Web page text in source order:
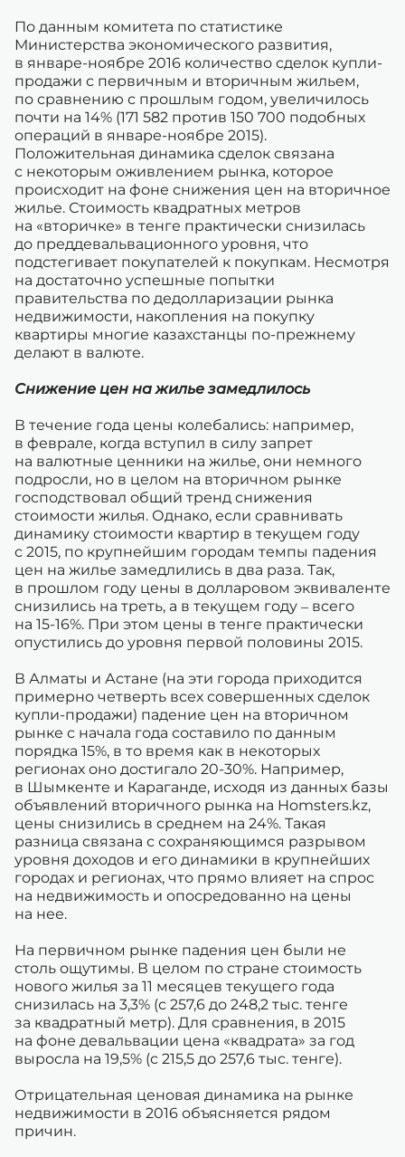
По данным комитета по статистике
Министерства экономического развития,
в январе-ноябре 2016 количество сделок купли-
продажи с первичным и вторичным жильем,
по сравнению с прошлым годом, увеличилось
почти на 14% (171 582 против 150 700 подобных
операций в январе-ноябре 2015).
Положительная динамика сделок связана
с некоторым оживлением рынка, которое
происходит на фоне снижения цен на вторичное
жилье. Стоимость квадратных метров
на «вторичке» в тенге практически снизилась
до преддевальвационного уровня, что
подстегивает покупателей к покупкам. Несмотря
на достаточно успешные попытки
правительства по дедолларизации рынка
недвижимости, накопления на покупку
квартиры многие казахстанцы по-прежнему
делают в валюте.
Снижение цен на жилье замедлилось
В течение года цены колебались: например,
в феврале, когда вступил в силу запрет
на валютные ценники на жилье, они немного
подросли, но в целом на вторичном рынке
господствовал общий тренд снижения
стоимости жилья. Однако, если сравнивать
динамику стоимости квартир в текущем году
с 2015, по крупнейшим городам темпы падения
цен на жилье замедлились в два раза. Так,
в прошлом году цены в долларовом эквиваленте
снизились на треть, а в текущем году – всего
на 15-16%. При этом цены в тенге практически
опустились до уровня первой половины 2015.
В Алматы и Астане (на эти города приходится
примерно четверть всех совершенных сделок
купли-продажи) падение цен на вторичном
рынке с начала года составило по данным
порядка 15%, в то время как в некоторых
регионах оно достигало 20-30%. Например,
в Шымкенте и Караганде, исходя из данных базы
объявлений вторичного рынка на Homsters.kz,
цены снизились в среднем на 24%. Такая
разница связана с сохраняющимся разрывом
уровня доходов и его динамики в крупнейших
городах и регионах, что прямо влияет на спрос
на недвижимость и опосредованно на цены
на нее.
На первичном рынке падения цен были не
столь ощутимы. В целом по стране стоимость
нового жилья за 11 месяцев текущего года
снизилась на 3,3% (с 257,6 до 248,2 тыс. тенге
за квадратный метр). Для сравнения, в 2015
на фоне девальвации цена «квадрата» за год
выросла на 19,5% (с 215,5 до 257,6 тыс. тенге).
Отрицательная ценовая динамика на рынке
недвижимости в 2016 объясняется рядом
причин.